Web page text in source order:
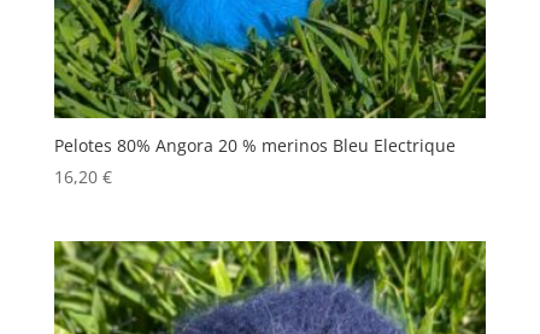
Pelotes 80% Angora 20 % merinos Bleu Electrique
16,20 €